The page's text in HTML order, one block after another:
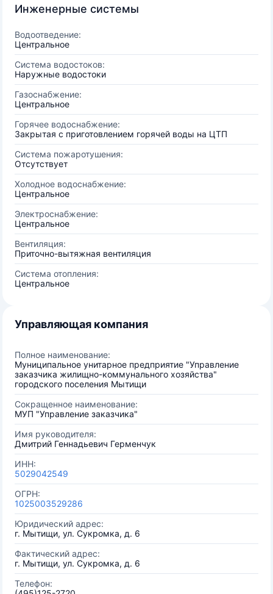
Инженерные системы
Водоотведение:
Центральное
Система водостоков:
Наружные водостоки
Газоснабжение:
Центральное
Горячее водоснабжение:
Закрытая с приготовлением горячей воды на ЦТП
Система пожаротушения:
Отсутствует
Холодное водоснабжение:
Центральное
Электроснабжение:
Центральное
Вентиляция:
Приточно-вытяжная вентиляция
Система отопления:
Центральное
Управляющая компания
Полное наименование:
Муниципальное унитарное предприятие "Управление
заказчика жилищно-коммунального хозяйства"
городского поселения Мытищи
Сокращенное наименование:
МУП "Управление заказчика"
Имя руководителя:
Дмитрий Геннадьевич Герменчук
ИНН:
5029042549
ОГРН:
1025003529286
Юридический адрес:
г. Мытищи, ул. Сукромка, д. 6
Фактический адрес:
г. Мытищи, ул. Сукромка, д. 6
Телефон: